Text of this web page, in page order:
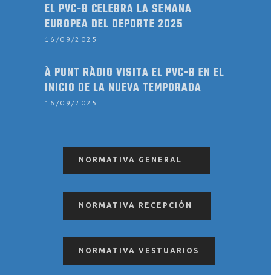
EL PVC-B CELEBRA LA SEMANA
EUROPEA DEL DEPORTE 2025
16/09/2025
À PUNT RÀDIO VISITA EL PVC-B EN EL
INICIO DE LA NUEVA TEMPORADA
16/09/2025
NORMATIVA GENERAL
NORMATIVA RECEPCIÓN
NORMATIVA VESTUARIOS